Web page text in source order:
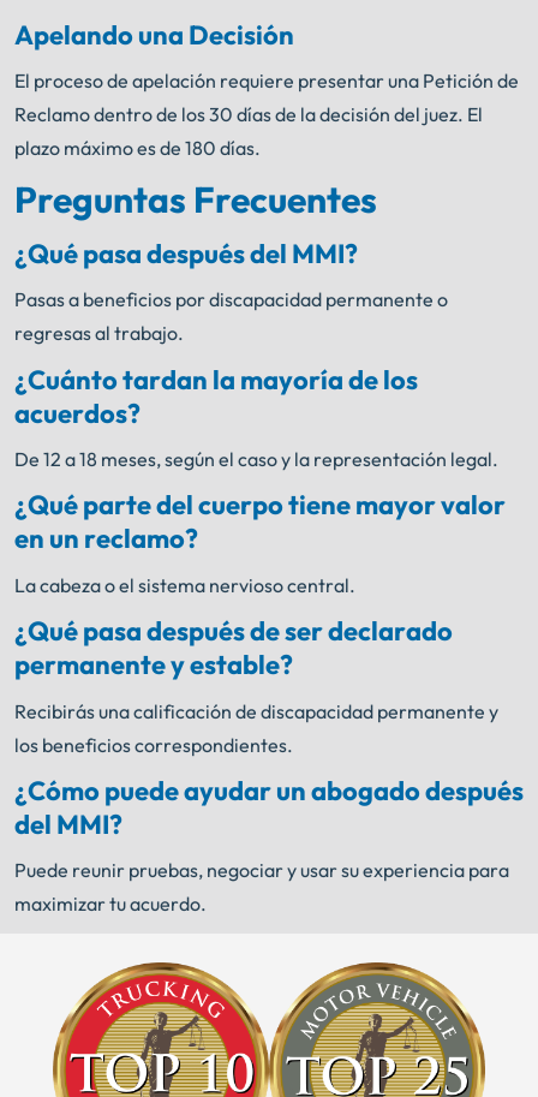
Apelando una Decisión
El proceso de apelación requiere presentar una Petición de
Reclamo dentro de los 30 días de la decisión del juez. El
plazo máximo es de 180 días.
Preguntas Frecuentes
¿Qué pasa después del MMI?
Pasas a beneficios por discapacidad permanente o
regresas al trabajo.
¿Cuánto tardan la mayoría de los
acuerdos?
De 12 a 18 meses, según el caso y la representación legal.
¿Qué parte del cuerpo tiene mayor valor
en un reclamo?
La cabeza o el sistema nervioso central.
¿Qué pasa después de ser declarado
permanente y estable?
Recibirás una calificación de discapacidad permanente y
los beneficios correspondientes.
¿Cómo puede ayudar un abogado después
del MMI?
Puede reunir pruebas, negociar y usar su experiencia para
maximizar tu acuerdo.